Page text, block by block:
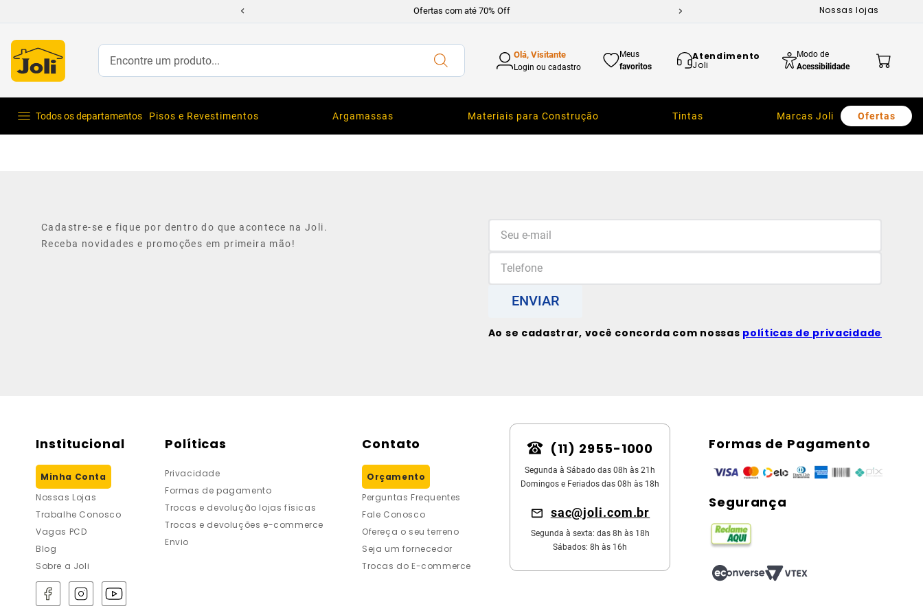
Ofertas com até 70% Off Nossas lojas
Encontre um produto... Olá, Visitante
Login ou cadastro
Meus
favoritos
Atendimento
Joli
Modo de
Acessibilidade
Todos os departamentos Pisos e Revestimentos Argamassas Materiais para Construção Tintas Marcas Joli Ofertas
Cadastre-se e fique por dentro do que acontece na Joli.
Receba novidades e promoções em primeira mão!
ENVIAR
Ao se cadastrar, você concorda com nossas políticas de privacidade
Institucional
Minha Conta
Nossas Lojas
Trabalhe Conosco
Vagas PCD
Blog
Sobre a Joli
Políticas
Privacidade
Formas de pagamento
Trocas e devolução lojas físicas
Trocas e devoluções e-commerce
Envio
Contato
Orçamento
Perguntas Frequentes
Fale Conosco
Ofereça o seu terreno
Seja um fornecedor
Trocas do E-commerce
(11) 2955-1000
Segunda à Sábado das 08h às 21h
Domingos e Feriados das 08h às 18h
sac@joli.com.br
Segunda à sexta: das 8h às 18h
Sábados: 8h às 16h
Formas de Pagamento
Segurança